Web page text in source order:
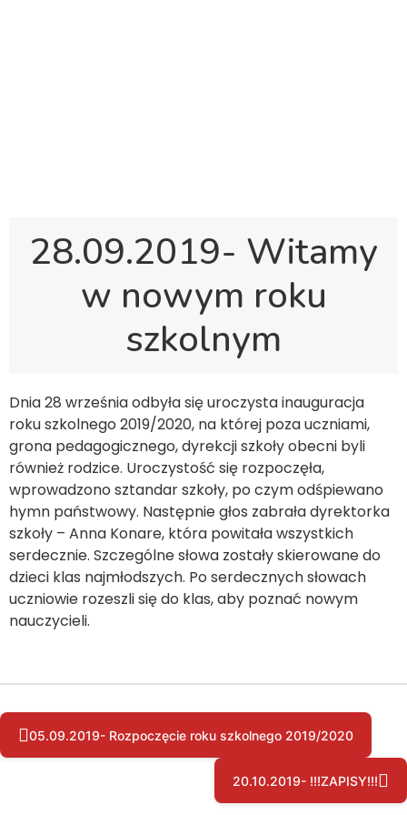
28.09.2019- Witamy
w nowym roku
szkolnym
Dnia 28 września odbyła się uroczysta inauguracja
roku szkolnego 2019/2020, na której poza uczniami,
grona pedagogicznego, dyrekcji szkoły obecni byli
również rodzice. Uroczystość się rozpoczęła,
wprowadzono sztandar szkoły, po czym odśpiewano
hymn państwowy. Następnie głos zabrała dyrektorka
szkoły – Anna Konare, która powitała wszystkich
serdecznie. Szczególne słowa zostały skierowane do
dzieci klas najmłodszych. Po serdecznych słowach
uczniowie rozeszli się do klas, aby poznać nowym
nauczycieli.
05.09.2019- Rozpoczęcie roku szkolnego 2019/2020
20.10.2019- !!!ZAPISY!!!